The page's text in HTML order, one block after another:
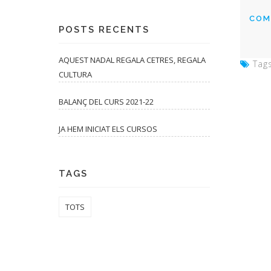
POSTS RECENTS
AQUEST NADAL REGALA CETRES, REGALA
CULTURA
BALANÇ DEL CURS 2021-22
JA HEM INICIAT ELS CURSOS
TAGS
TOTS